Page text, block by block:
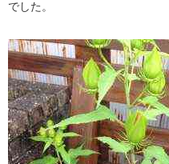
でした。